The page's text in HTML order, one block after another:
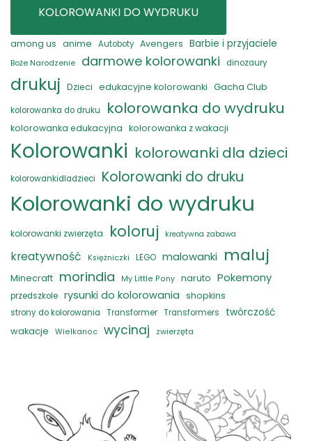
KOLOROWANKI DO WYDRUKU
among us anime Autoboty Avengers Barbie i przyjaciele
Boże Narodzenie darmowe kolorowanki dinozaury
drukuj Dzieci edukacyjne kolorowanki Gacha Club
kolorowanka do druku kolorowanka do wydruku
kolorowanka edukacyjna kolorowanka z wakacji
Kolorowanki kolorowanki dla dzieci
kolorowankidladzieci Kolorowanki do druku
Kolorowanki do wydruku
kolorowanki zwierzęta koloruj kreatywna zabawa
kreatywność Księżniczki LEGO malowanki maluj
Minecraft morindia My Little Pony naruto Pokemony
przedszkole rysunki do kolorowania shopkins
strony do kolorowania Transformer Transformers
twórczość
wakacje
Wielkanoc wycinaj zwierzęta